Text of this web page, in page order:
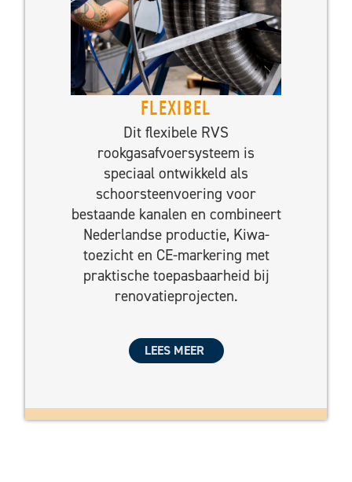
FLEXIBEL
Dit flexibele RVS
rookgasafvoersysteem is
speciaal ontwikkeld als
schoorsteenvoering voor
bestaande kanalen en combineert
Nederlandse productie, Kiwa-
toezicht en CE-markering met
praktische toepasbaarheid bij
renovatieprojecten.
LEES MEER